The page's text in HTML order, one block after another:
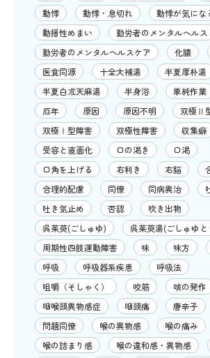
動悸
動悸・息切れ
動悸が気にな
動揺性めまい
勤労者のメンタルヘルス
勤労者のメンタルヘルスケア
化膿
医食同源
十全大補湯
半夏厚朴湯
半夏白朮天麻湯
半身浴 単純作業
厄年
原因 原因不明
双極Ⅱ
双極Ⅰ型障害
双極性障害
収集癖
受容と直面化
口の渇き
口渇
口角を上げる
右利き 右脳
合理的配慮
同僚 同病異治
吐き気止め
否認
吹き出物
呉茱萸(ごしゅゆ)
呉茱萸湯(ごしゅゆと
周期性四肢運動障害
味 味方
呼吸
呼吸器系疾患
呼吸法
咀嚼（そしゃく）
咬筋 咳の発作
咽喉頭異物感症
咽頭痛 唐辛子
問題同僚
喉の異物感
喉の痛み
喉の詰まり感
喉の違和感・異物感